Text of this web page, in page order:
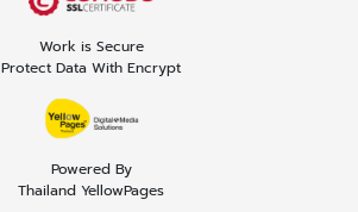
Work is Secure
Protect Data With Encrypt
Powered By
Thailand YellowPages